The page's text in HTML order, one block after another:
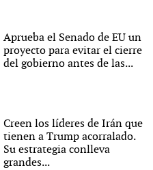
Aprueba el Senado de EU un
proyecto para evitar el cierre
del gobierno antes de las...
Creen los líderes de Irán que
tienen a Trump acorralado.
Su estrategia conlleva
grandes...